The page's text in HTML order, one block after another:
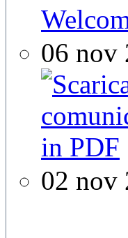
06 nov
02 nov